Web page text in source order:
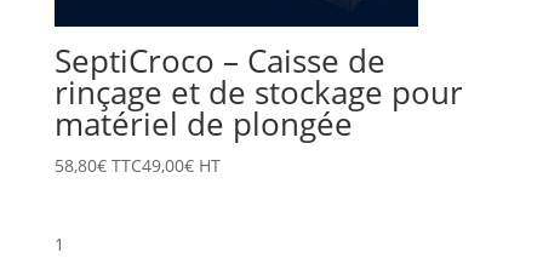
SeptiCroco – Caisse de
rinçage et de stockage pour
matériel de plongée
58,80€TTC49,00€HT
1